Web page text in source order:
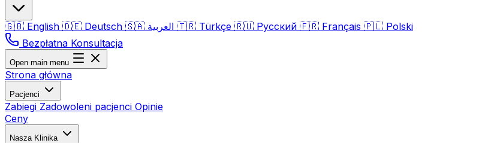
🇬🇧 English 🇩🇪 Deutsch 🇸🇦 🇹🇷 Türkçe 🇷🇺 Русский 🇫🇷 Français 🇵🇱 Polski
Bezpłatna Konsultacja
Open main menu
Strona główna
Pacjenci
Zabiegi Zadowoleni pacjenci Opinie
Ceny
Nasza Klinika